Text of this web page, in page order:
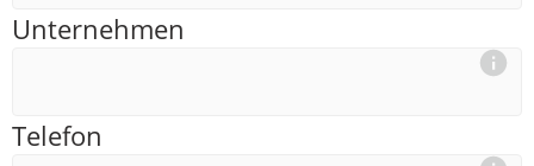
Unternehmen
Telefon